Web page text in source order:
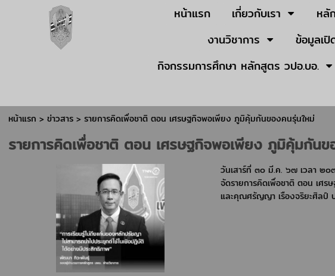
หน้าแรก เกี่ยวกับเรา หลั
งานวิชาการ
ข้อมูลเ
กิจกรรมการศึกษา หลักสูตร วปอ.บอ.
หน้าแรก > ข่าวสาร > รายการคิดเพื่อชาติ ตอน เศรษฐกิจพอเพียง ภูมิคุ้มกันของคนรุ่นใหม่
รายการคิดเพื่อชาติ ตอน เศรษฐกิจพอเพียง ภูมิคุ้มกัน
วันเสาร์ที่ ๓๐ มี.ค. ๖๗ เวลา ๒
จัดรายการคิดเพื่อชาติ ตอน เศ
และคุณศรัญญา เรืองจริยะศิลป์